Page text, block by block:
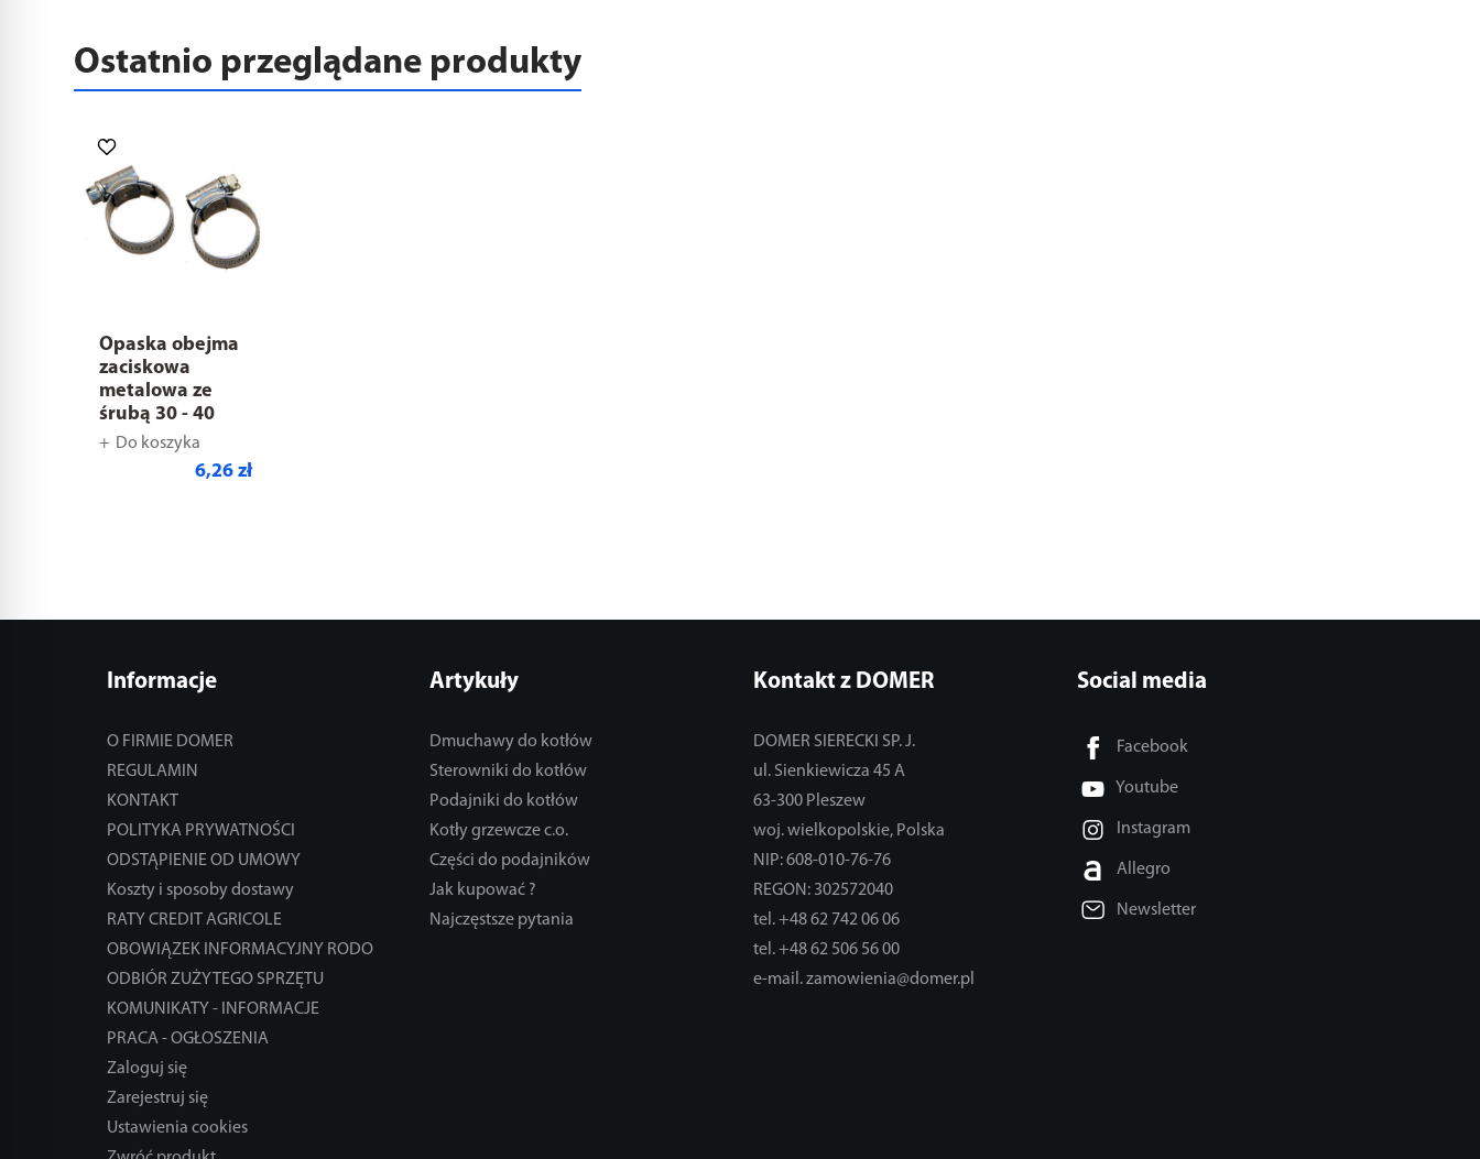
Ostatnio przeglądane produkty
Opaska obejma
zaciskowa
metalowa ze
śrubą 30 - 40
Do koszyka
6,26 zł
Informacje
O FIRMIE DOMER
REGULAMIN
KONTAKT
POLITYKA PRYWATNOŚCI
ODSTĄPIENIE OD UMOWY
Koszty i sposoby dostawy
RATY CREDIT AGRICOLE
OBOWIĄZEK INFORMACYJNY RODO
ODBIÓR ZUŻYTEGO SPRZĘTU
KOMUNIKATY - INFORMACJE
PRACA - OGŁOSZENIA
Zaloguj się
Zarejestruj się
Ustawienia cookies
Artykuły
Dmuchawy do kotłów
Sterowniki do kotłów
Podajniki do kotłów
Kotły grzewcze c.o.
Części do podajników
Jak kupować ?
Najczęstsze pytania
Kontakt z DOMER
DOMER SIERECKI SP. J.
ul. Sienkiewicza 45 A
63-300 Pleszew
woj. wielkopolskie, Polska
NIP: 608-010-76-76
REGON: 302572040
tel. +48 62 742 06 06
tel. +48 62 506 56 00
e-mail. zamowienia@domer.pl
Social media
Facebook
Youtube
Instagram
Allegro
Newsletter